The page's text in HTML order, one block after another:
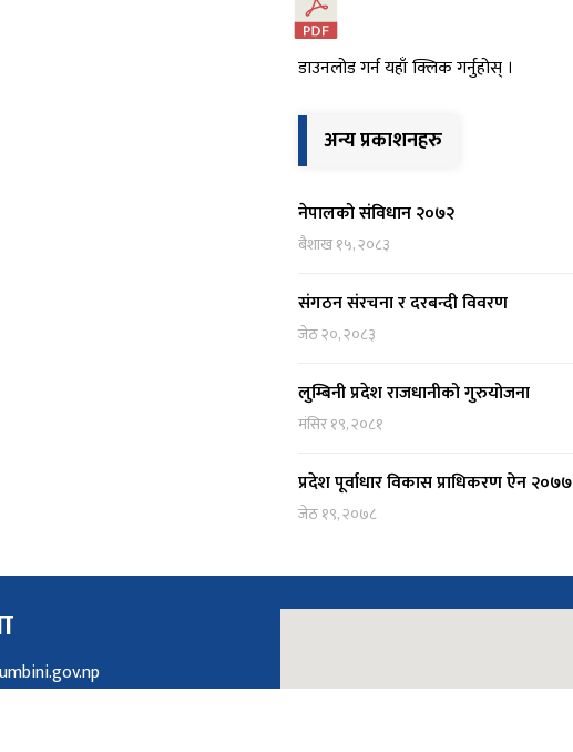
डाउनलोड गर्न यहाँ क्लिक गर्नुहोस् ।
अन्य प्रकाशनहरु
नेपालको संविधान २०७२
बैशाख १५, २०८३
संगठन संरचना र दरबन्दी विवरण
जेठ २०, २०८३
लुम्बिनी प्रदेश राजधानीको गुरुयोजना
मंसिर १९, २०८१
प्रदेश पूर्वाधार विकास प्राधिकरण ऐन २०७७
जेठ १९, २०७८